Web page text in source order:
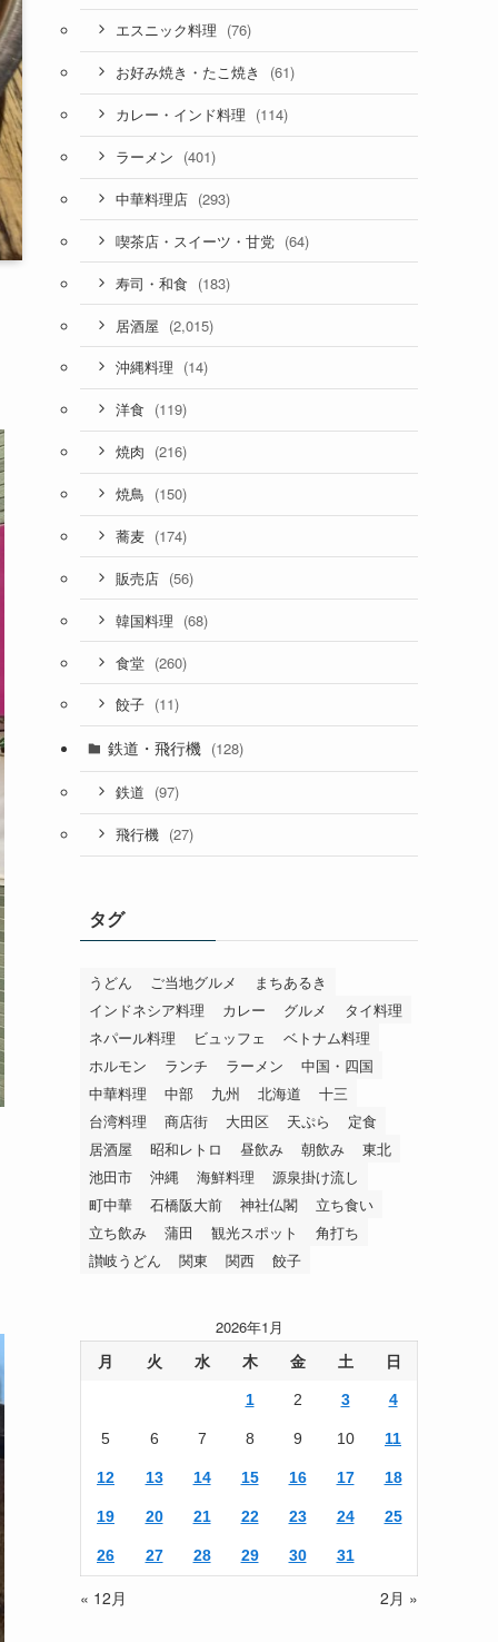
エスニック料理 (76)
お好み焼き・たこ焼き (61)
カレー・インド料理 (114)
ラーメン (401)
中華料理店 (293)
喫茶店・スイーツ・甘党 (64)
寿司・和食 (183)
居酒屋 (2,015)
沖縄料理 (14)
洋食 (119)
焼肉 (216)
焼鳥 (150)
蕎麦 (174)
販売店 (56)
韓国料理 (68)
食堂 (260)
餃子 (11)
鉄道・飛行機 (128)
鉄道 (97)
飛行機 (27)
タグ
うどん ご当地グルメ
まちあるき
インドネシア料理
カレー グルメ
タイ料理
ネパール料理
ビュッフェ
ベトナム料理
ホルモン
ランチ ラーメン
中国・四国
中華料理
中部 九州 北海道
十三
台湾料理
商店街 大田区 天ぷら
定食
居酒屋
昭和レトロ 昼飲み 朝飲み
東北
池田市
沖縄 海鮮料理
源泉掛け流し
町中華
石橋阪大前 神社仏閣
立ち食い
立ち飲み
蒲田 観光スポット
角打ち
讃岐うどん
関東 関西 餃子
2026年1月
月 火 水 木 金 土 日
1 2 3 4
5 6 7 8 9 10 11
12 13 14 15 16 17 18
19 20 21 22 23 24 25
26 27 28 29 30 31
« 12月 2月 »